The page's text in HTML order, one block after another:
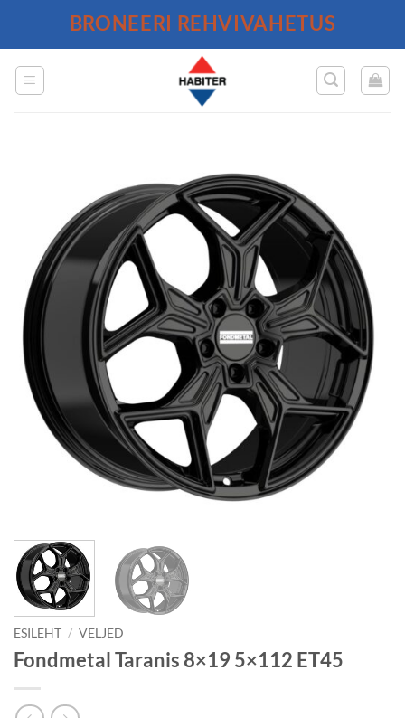
BRONEERI REHVIVAHETUS
ESILEHT / VELJED
Fondmetal Taranis 8×19 5×112 ET45